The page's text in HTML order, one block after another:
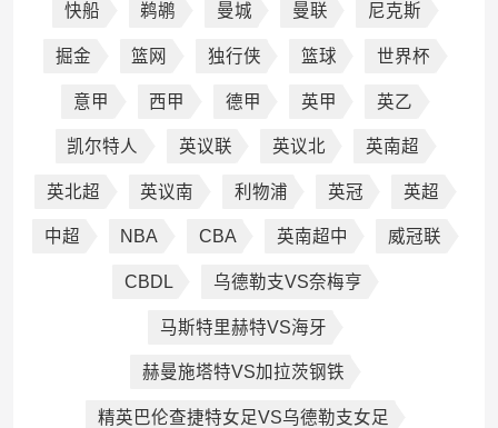
快船 鹈鹕 曼城 曼联 尼克斯
掘金 篮网 独行侠 篮球 世界杯
意甲 西甲 德甲 英甲 英乙
凯尔特人 英议联 英议北 英南超
英北超 英议南 利物浦 英冠 英超
中超 NBA CBA 英南超中 威冠联
CBDL 乌德勒支VS奈梅亨
马斯特里赫特VS海牙
赫曼施塔特VS加拉茨钢铁
精英巴伦查捷特女足VS乌德勒支女足